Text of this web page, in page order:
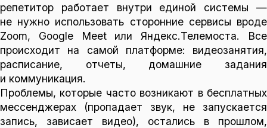
репетитор работает внутри единой системы —
не нужно использовать сторонние сервисы вроде
Zoom, Google Meet или Яндекс.Телемоста. Все
происходит на самой платформе: видеозанятия,
расписание, отчеты, домашние задания
и коммуникация.
Проблемы, которые часто возникают в бесплатных
мессенджерах (пропадает звук, не запускается
запись, зависает видео), остались в прошлом,